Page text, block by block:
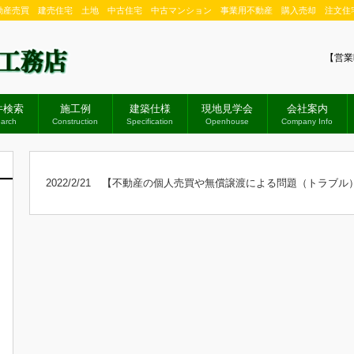
売買 建売住宅 土地 中古住宅 中古マンション 事業用不動産 購入売却 注文住
【営
検索 施工例
Construction
建築仕様
Specification
現地見学会
Openhouse
会社案内
Company Info
2022/2/21 【不動産の個人売買や無償譲渡による問題（トラブル